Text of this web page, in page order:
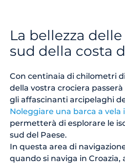
La bellezza
sud della costa
Con centinaia di chilometri
della vostra crociera
gli affascinanti arcipelaghi
Noleggiare una barca a vela
permetterà di esplorare le
sud del Paese.
In questa area di
quando si naviga in Croazia,